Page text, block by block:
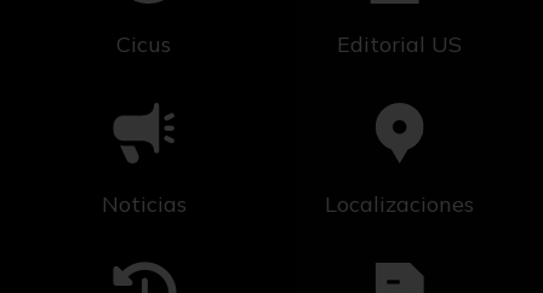
Cicus Editorial US
Noticias Localizaciones